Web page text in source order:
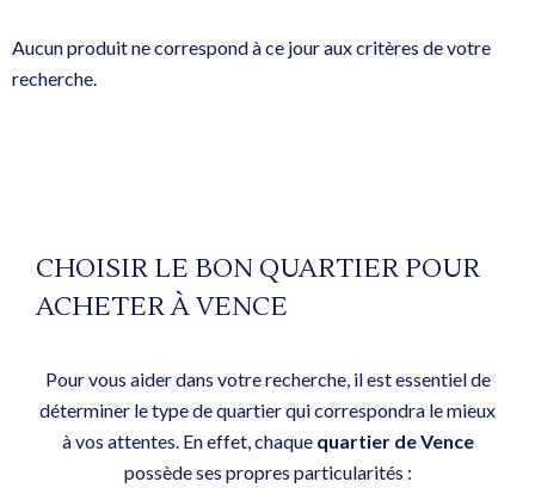
Aucun produit ne correspond à ce jour aux critères de votre
recherche.
CHOISIR LE BON QUARTIER POUR
ACHETER À VENCE
Pour vous aider dans votre recherche, il est essentiel de
déterminer le type de quartier qui correspondra le mieux
à vos attentes. En effet, chaque quartier de Vence
possède ses propres particularités :